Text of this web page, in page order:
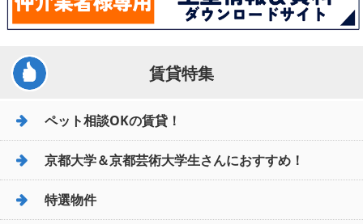
賃貸特集
ペット相談OKの賃貸！
京都大学＆京都芸術大学生さんにおすすめ！
特選物件